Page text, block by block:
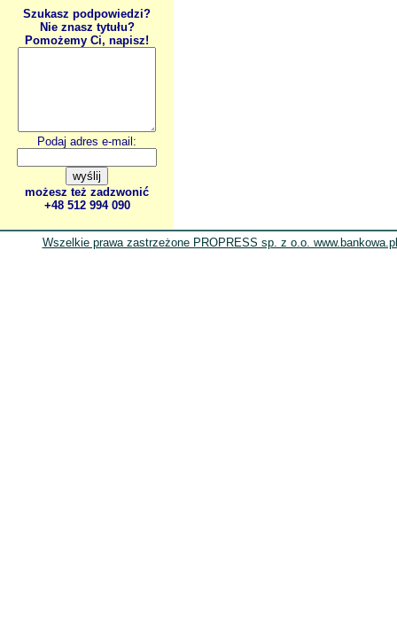
Szukasz podpowiedzi?
Nie znasz tytułu?
Pomożemy Ci, napisz!
Podaj adres e-mail:
możesz też zadzwonić
+48 512 994 090
Wszelkie prawa zastrzeżone PROPRESS sp. z o.o.